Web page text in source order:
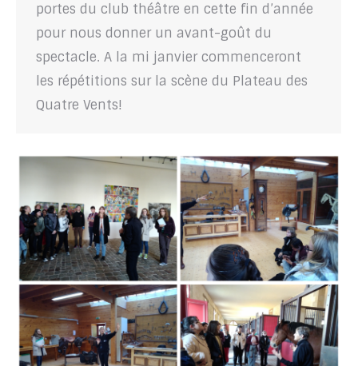
portes du club théâtre en cette fin d’année
pour nous donner un avant-goût du
spectacle. A la mi janvier commenceront
les répétitions sur la scène du Plateau des
Quatre Vents!